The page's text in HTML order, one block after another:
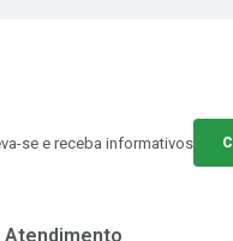
Atendimento
se e receba informativos